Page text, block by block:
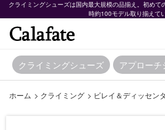
クライミングシューズは国内最大規模の品揃え。初めて
時約100モデル取り揃えてい
クライミングシューズ アプロー
ホーム > クライミング > ビレイ＆ディッセン